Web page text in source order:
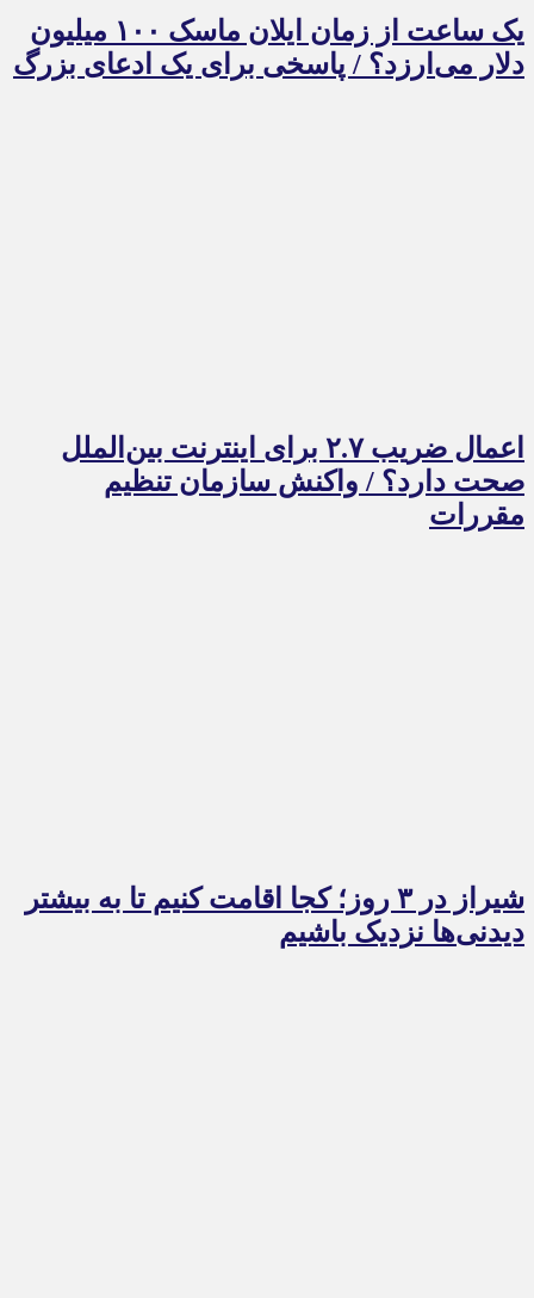
یک ساعت از زمان ایلان ماسک ۱۰۰ میلیون
دلار می‌ارزد؟ / پاسخی برای یک ادعای بزرگ
اعمال ضریب ۲.۷ برای اینترنت بین‌الملل
صحت دارد؟ / واکنش سازمان تنظیم
مقررات
شیراز در ۳ روز؛ کجا اقامت کنیم تا به بیشتر
دیدنی‌ها نزدیک باشیم